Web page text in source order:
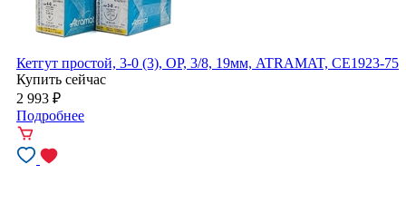
Кетгут простой, 3-0 (3), ОР, 3/8, 19мм, ATRAMAT, CE1923-75
Купить сейчас
2 993 ₽
Подробнее